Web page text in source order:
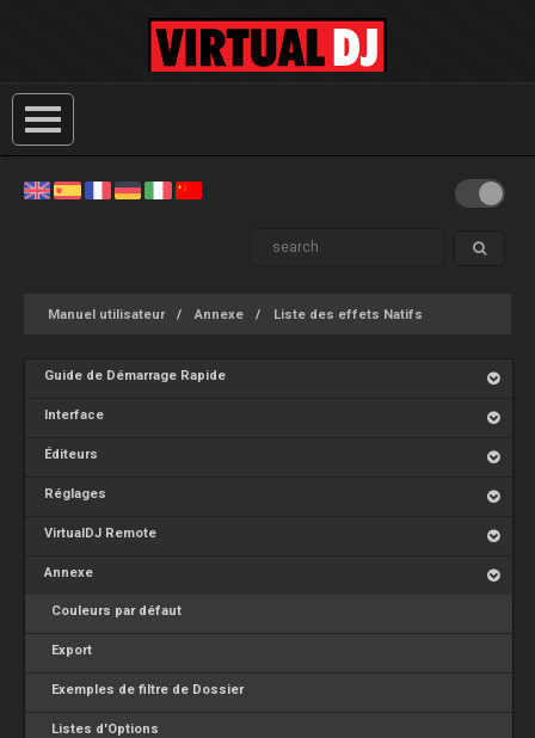
Manuel utilisateur Annexe Liste des effets Natifs
Guide de Démarrage Rapide
Interface
Éditeurs
Réglages
VirtualDJ Remote
Annexe
Couleurs par défaut
Export
Exemples de filtre de Dossier
Listes d'Options